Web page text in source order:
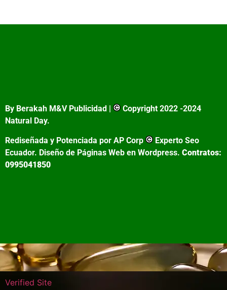
By Berakah M&V Publicidad |
Copyright 2022 -2024
Natural Day.
Rediseñada y Potenciada por AP Corp
Experto Seo
Ecuador. Diseño de Páginas Web en Wordpress. Contratos:
0995041850
Verified Site